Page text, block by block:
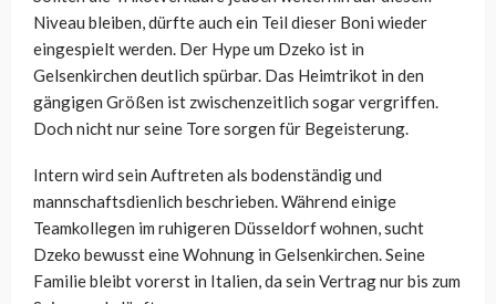
Niveau bleiben, dürfte auch ein Teil dieser Boni wieder
eingespielt werden. Der Hype um Dzeko ist in
Gelsenkirchen deutlich spürbar. Das Heimtrikot in den
gängigen Größen ist zwischenzeitlich sogar vergriffen.
Doch nicht nur seine Tore sorgen für Begeisterung.
Intern wird sein Auftreten als bodenständig und
mannschaftsdienlich beschrieben. Während einige
Teamkollegen im ruhigeren Düsseldorf wohnen, sucht
Dzeko bewusst eine Wohnung in Gelsenkirchen. Seine
Familie bleibt vorerst in Italien, da sein Vertrag nur bis zum